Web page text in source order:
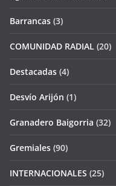
Barrancas (3)
COMUNIDAD RADIAL (20)
Destacadas (4)
Desvío Arijón (1)
Granadero Baigorria (32)
Gremiales (90)
INTERNACIONALES (25)